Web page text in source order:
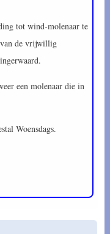
tot wind-molenaar te
de vrijwillig
een molenaar die in
Woensdags.